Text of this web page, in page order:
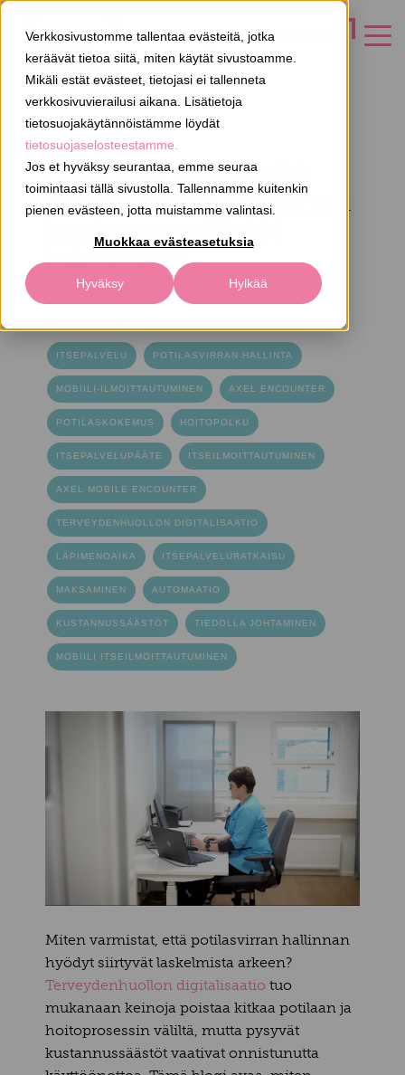
Verkkosivustomme tallentaa evästeitä, jotka
keräävät tietoa siitä, miten käytät sivustoamme.
Mikäli estät evästeet, tietojasi ei tallenneta
verkkosivuvierailusi aikana. Lisätietoja
tietosuojakäytännöistämme löydät
tietosuojaselosteestamme.
Jos et hyväksy seurantaa, emme seuraa
toimintaasi tällä sivustolla. Tallennamme kuitenkin
pienen evästeen, jotta muistamme valintasi.
Muokkaa evästeasetuksia
Hyväksy Hylkää
OTA YHTEYTTÄ
3 MIN LUKUAIKA
Näin varmistat, että
potilasvirran hallinnan
kustannussäästöt
toteutuvat
KirjoittanutIlari Laaksonen 29.8.2025 14:41
ITSEPALVELU POTILASVIRRAN HALLINTA
MOBIILI-ILMOITTAUTUMINEN AXEL ENCOUNTER
POTILASKOKEMUS HOITOPOLKU
ITSEPALVELUPÄÄTE ITSEILMOITTAUTUMINEN
AXEL MOBILE ENCOUNTER
TERVEYDENHUOLLON DIGITALISAATIO
LÄPIMENOAIKA ITSEPALVELURATKAISU
MAKSAMINEN AUTOMAATIO
KUSTANNUSSÄÄSTÖT TIEDOLLA JOHTAMINEN
MOBIILI ITSEILMOITTAUTUMINEN
Miten varmistat, että potilasvirran hallinnan
hyödyt siirtyvät laskelmista arkeen?
Terveydenhuollon digitalisaatio tuo
mukanaan keinoja poistaa kitkaa potilaan ja
hoitoprosessin väliltä, mutta pysyvät
kustannussäästöt vaativat onnistunutta